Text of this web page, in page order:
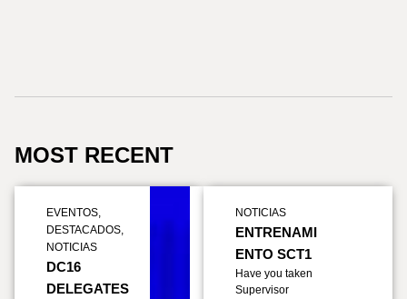
MOST RECENT
EVENTOS,
DESTACADOS,
NOTICIAS
DC16
DELEGATES
NOTICIAS
ENTRENAMI
ENTO SCT1
Have you taken
Supervisor